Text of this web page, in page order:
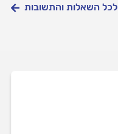
לכל השאלות והתשובות